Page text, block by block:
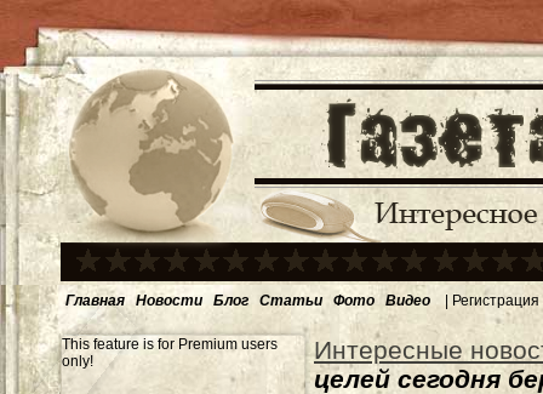
Главная Новости Блог Статьи Фото Видео | Регистрация
This feature is for Premium users
only!
Интересные
целей сегодня